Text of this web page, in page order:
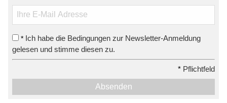
* Ich habe die Bedingungen zur Newsletter-Anmeldung
gelesen und stimme diesen zu.
* Pflichtfeld
Absenden